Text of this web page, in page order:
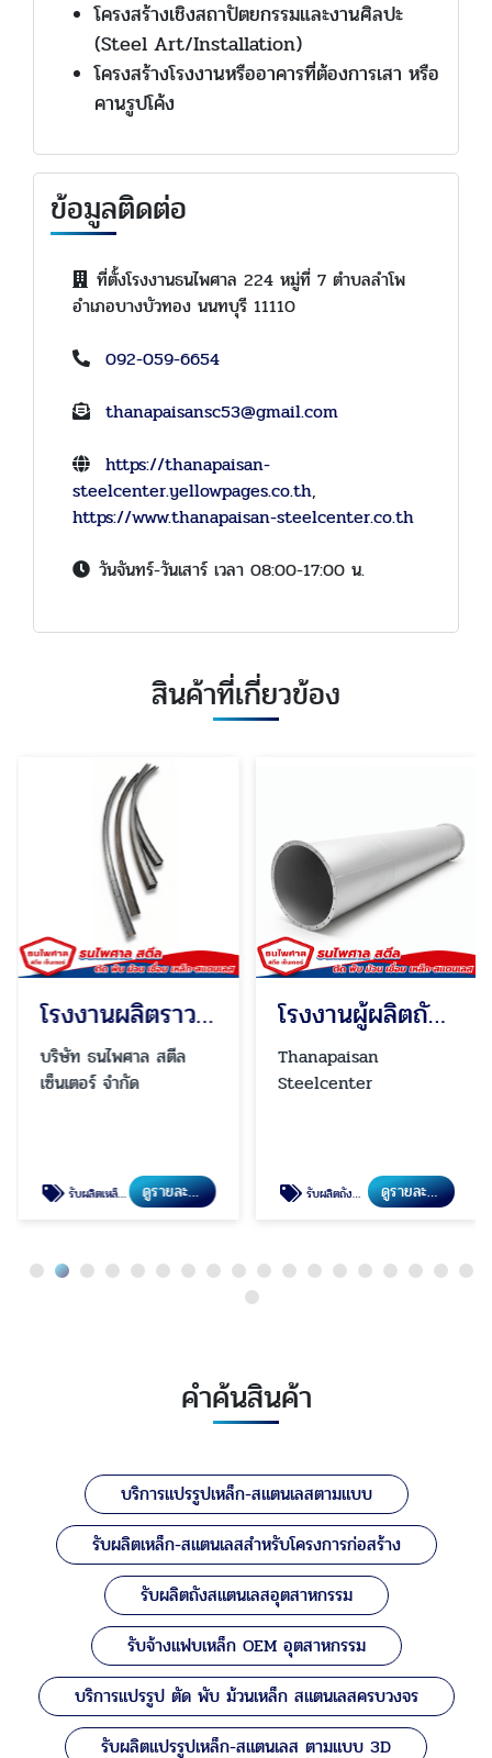
โครงสร้างเชิงสถาปัตยกรรมและงานศิลปะ
(Steel Art/Installation)
โครงสร้างโรงงานหรืออาคารที่ต้องการเสา หรือ
คานรูปโค้ง
ข้อมูลติดต่อ
ที่ตั้งโรงงานธนไพศาล 224 หมู่ที่ 7 ตำบลลำโพ
อำเภอบางบัวทอง นนทบุรี 11110
092-059-6654
thanapaisansc53@gmail.com
https://thanapaisan-
steelcenter.yellowpages.co.th,
https://www.thanapaisan-steelcenter.co.th
วันจันทร์-วันเสาร์ เวลา 08:00-17:00 น.
สินค้าที่เกี่ยวข้อง
โรงงานผลิตราวบันได ราวกันตก ประตูรั้ว สำหรับงานโครงการ
บริษัท ธนไพศาล สตีล
เซ็นเตอร์ จำกัด
รับผลิตเหล็ก-สแตนเลสสำหรับโครงการก่อสร้าง ดูรายละเอียด
โรงงานผู้ผลิตถังสแตนเลสอุตสาหกรรม นนทบุรี ปทุมธานี
Thanapaisan
Steelcenter
รับผลิตถังสแตนเลสอุตสาหกรรม ดูรายละเอียด
คำค้นสินค้า
บริการแปรรูปเหล็ก-สแตนเลสตามแบบ
รับผลิตเหล็ก-สแตนเลสสำหรับโครงการก่อสร้าง
รับผลิตถังสแตนเลสอุตสาหกรรม
รับจ้างแฟบเหล็ก OEM อุตสาหกรรม
บริการแปรรูป ตัด พับ ม้วนเหล็ก สแตนเลสครบวงจร
รับผลิตแปรรูปเหล็ก-สแตนเลส ตามแบบ 3D